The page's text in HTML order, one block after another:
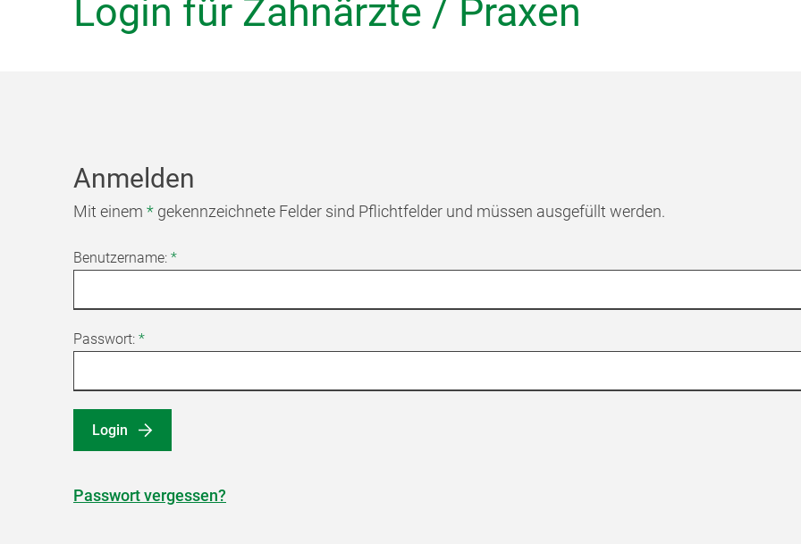
Login für Zahnärzte / Praxen
Anmelden
Mit einem * gekennzeichnete Felder sind Pflichtfelder und müssen ausgefüllt werden.
Benutzername: *
Passwort: *
Login
Passwort vergessen?